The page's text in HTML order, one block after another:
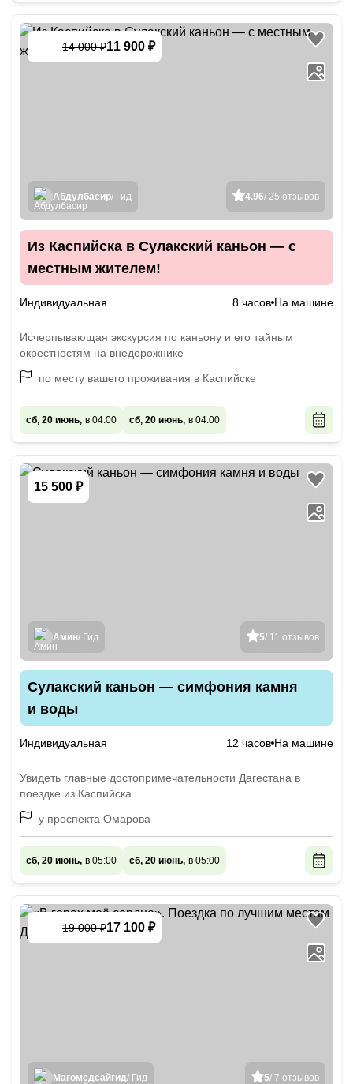
14 000 ₽11 900 ₽
4.96/ 25 отзывов
Абдулбасир/ Гид
Из Каспийска в Сулакский каньон — с
местным жителем!
Индивидуальная 8 часов На машине
Исчерпывающая экскурсия по каньону и его тайным
окрестностям на внедорожнике
по месту вашего проживания в Каспийске
сб, 20 июнь, в 04:00 сб, 20 июнь, в 04:00
15 500 ₽
5/ 11 отзывов
Амин/ Гид
Сулакский каньон — симфония камня
и воды
Индивидуальная 12 часов На машине
Увидеть главные достопримечательности Дагестана в
поездке из Каспийска
у проспекта Омарова
сб, 20 июнь, в 05:00 сб, 20 июнь, в 05:00
19 000 ₽17 100 ₽
5/ 7 отзывов
Магомедсайгид/ Гид